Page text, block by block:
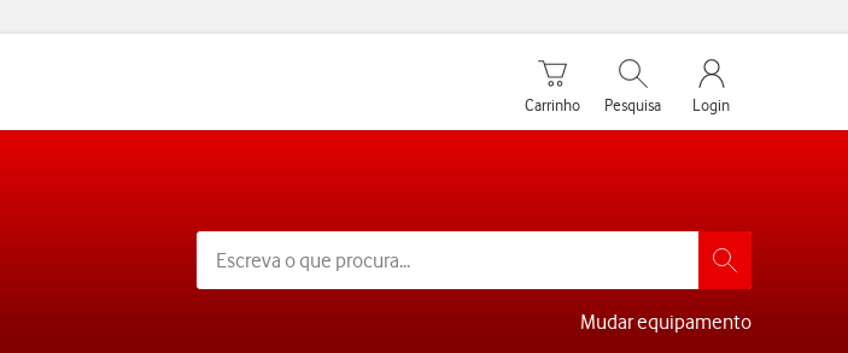
Carrinho de compras
Carrinho
Pesquisar
Pesquisa
My Vodafone
Login
Mudar equipamento